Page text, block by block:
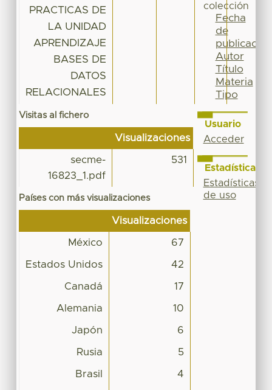
PRACTICAS DE
LA UNIDAD
APRENDIZAJE
BASES DE
DATOS
RELACIONALES
Visitas al fichero
Visualizaciones
secme-
16823_1.pdf
531
Países con más visualizaciones
Visualizaciones
México 67
Estados Unidos 42
Canadá 17
Alemania 10
Japón 6
Rusia 5
Brasil 4
colección
Fecha
de
publicación
Autor
Título
Materia
Tipo
Usuario
Acceder
Estadísticas
Estadísticas
de uso